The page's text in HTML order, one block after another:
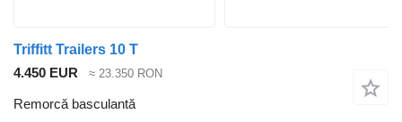
Triffitt Trailers 10 T
4.450 EUR
≈ 23.350 RON
Remorcă basculantă